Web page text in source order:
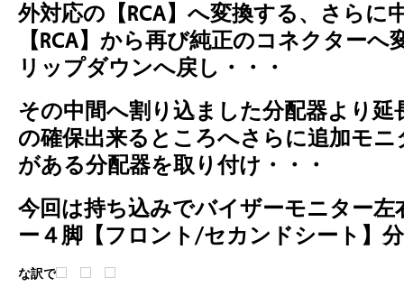
外対応の【RCA】へ変換する、さらに
【RCA】から再び純正のコネクターへ
リップダウンへ戻し・・・
その中間へ割り込ました分配器より 延
の確保出来るところへさらに追加モ
がある分配器を取り付け・・・
今回は持ち込みでバイザーモニター
ー４脚【フロント/セカンドシート】
な訳で